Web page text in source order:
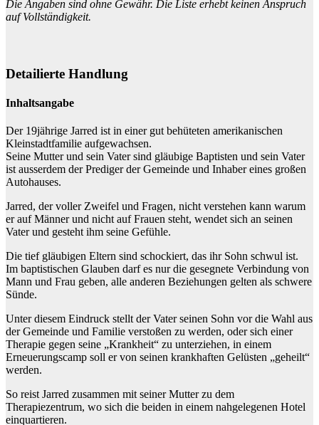
Die Angaben sind ohne Gewähr. Die Liste erhebt keinen Anspruch
auf Vollständigkeit.
Detailierte Handlung
Inhaltsangabe
Der 19jährige Jarred ist in einer gut behüteten amerikanischen
Kleinstadtfamilie aufgewachsen.
Seine Mutter und sein Vater sind gläubige Baptisten und sein Vater
ist ausserdem der Prediger der Gemeinde und Inhaber eines großen
Autohauses.
Jarred, der voller Zweifel und Fragen, nicht verstehen kann warum
er auf Männer und nicht auf Frauen steht, wendet sich an seinen
Vater und gesteht ihm seine Gefühle.
Die tief gläubigen Eltern sind schockiert, das ihr Sohn schwul ist.
Im baptistischen Glauben darf es nur die gesegnete Verbindung von
Mann und Frau geben, alle anderen Beziehungen gelten als schwere
Sünde.
Unter diesem Eindruck stellt der Vater seinen Sohn vor die Wahl aus
der Gemeinde und Familie verstoßen zu werden, oder sich einer
Therapie gegen seine „Krankheit“ zu unterziehen, in einem
Erneuerungscamp soll er von seinen krankhaften Gelüsten „geheilt“
werden.
So reist Jarred zusammen mit seiner Mutter zu dem
Therapiezentrum, wo sich die beiden in einem nahgelegenen Hotel
einquartieren.